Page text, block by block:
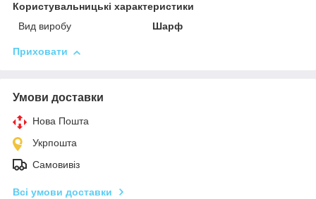
Користувальницькі характеристики
Вид виробу
Шарф
Приховати
Умови доставки
Нова Пошта
Укрпошта
Самовивіз
Всі умови доставки